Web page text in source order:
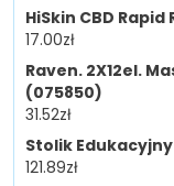
HiSkin CBD
17.00zł
Raven. 2X12el.
(075850)
31.52zł
Stolik
121.89zł